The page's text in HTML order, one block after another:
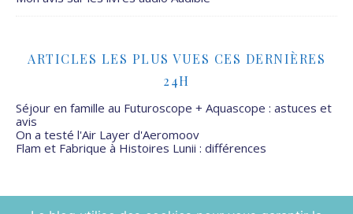
ARTICLES LES PLUS VUES CES DERNIÈRES
24H
Séjour en famille au Futuroscope + Aquascope : astuces et
avis
On a testé l'Air Layer d'Aeromoov
Flam et Fabrique à Histoires Lunii : différences